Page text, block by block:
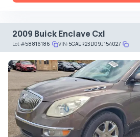
2009 Buick Enclave Cxl
Lot#58816186 VIN:5GAER23D09J154027